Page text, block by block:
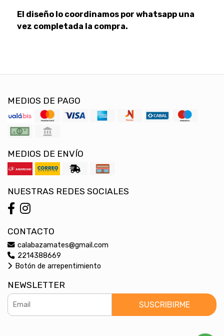
El diseño lo coordinamos por whatsapp una
vez completada la compra.
MEDIOS DE PAGO
MEDIOS DE ENVÍO
NUESTRAS REDES SOCIALES
CONTACTO
calabazamates@gmail.com
2214388669
Botón de arrepentimiento
NEWSLETTER
SUSCRIBIRME